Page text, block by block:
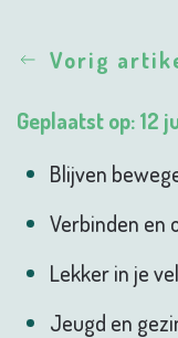
Vorig
Geplaatst op: 12
Blijven
Verbinden en
Lekker in je vel
Jeugd en